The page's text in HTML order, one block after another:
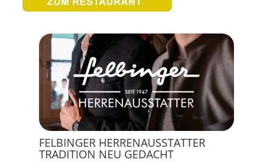
FELBINGER HERRENAUSSTATTER
TRADITION NEU GEDACHT